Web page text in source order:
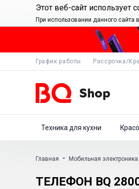
Этот веб-сайт использует
При использовании данного
График работы Рассрочка/
Техника для кухни
Главная - Мобильная электроника
ТЕЛЕФОН BQ